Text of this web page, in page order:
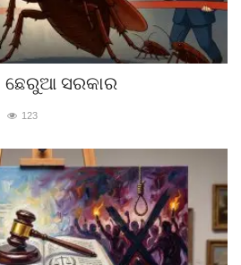
ସରକାର
123